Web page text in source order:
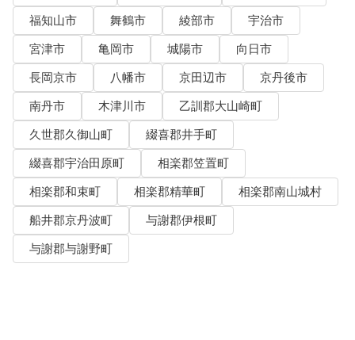
福知山市
舞鶴市 綾部市
宇治市
宮津市
亀岡市 城陽市
向日市
長岡京市
八幡市 京田辺市
京丹後市
南丹市
木津川市
乙訓郡大山崎町
久世郡久御山町
綴喜郡井手町
綴喜郡宇治田原町
相楽郡笠置町
相楽郡和束町
相楽郡精華町
相楽郡南山城村
船井郡京丹波町
与謝郡伊根町
与謝郡与謝野町